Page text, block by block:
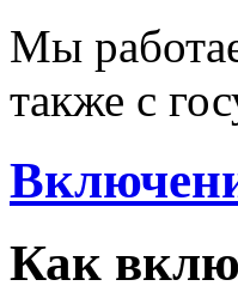
Мы
также с
Как